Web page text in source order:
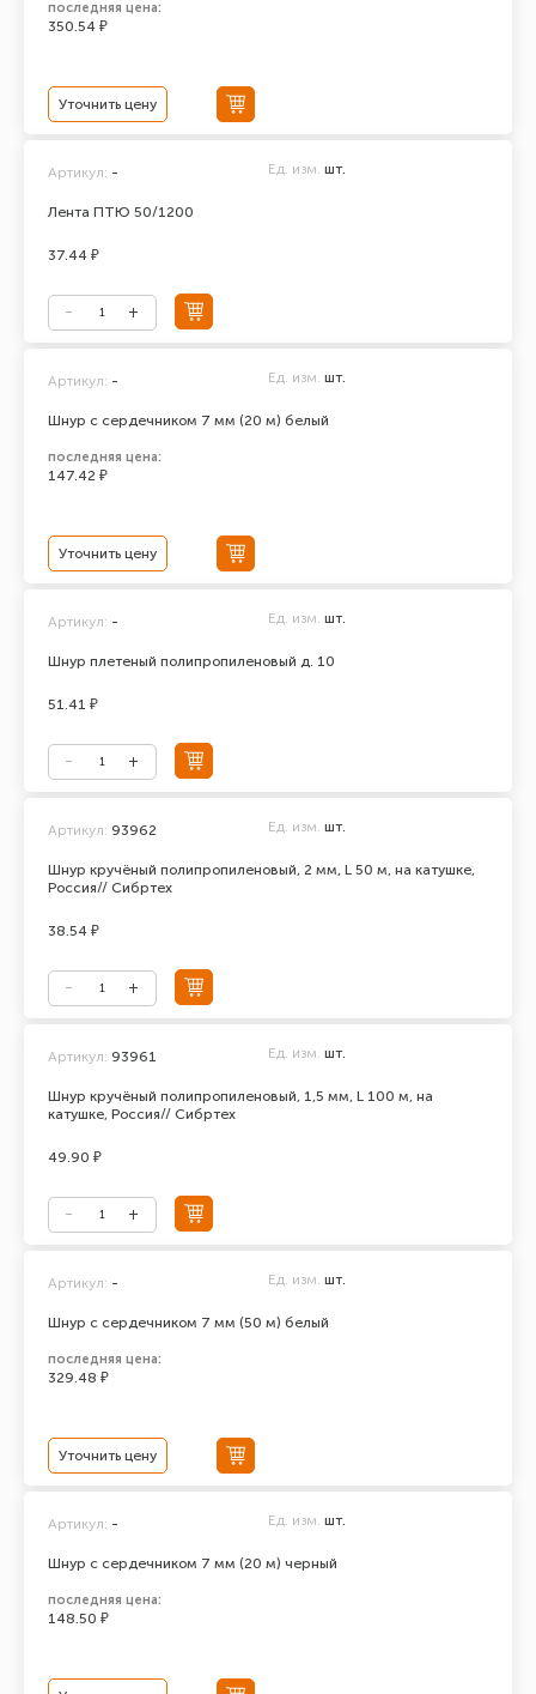
последняя цена:
350.54 ₽
Уточнить цену
Лента ПТЮ 50/1200
Артикул: - Ед. изм. шт.
37.44 ₽
Шнур с сердечником 7 мм (20 м) белый
Артикул: - Ед. изм. шт.
последняя цена:
147.42 ₽
Уточнить цену
Шнур плетеный полипропиленовый д. 10
Артикул: - Ед. изм. шт.
51.41 ₽
Шнур кручёный полипропиленовый, 2 мм, L 50 м, на катушке,
Россия// Сибртех
Артикул: 93962 Ед. изм. шт.
38.54 ₽
Шнур кручёный полипропиленовый, 1,5 мм, L 100 м, на
катушке, Россия// Сибртех
Артикул: 93961 Ед. изм. шт.
49.90 ₽
Шнур с сердечником 7 мм (50 м) белый
Артикул: - Ед. изм. шт.
последняя цена:
329.48 ₽
Уточнить цену
Шнур с сердечником 7 мм (20 м) черный
Артикул: - Ед. изм. шт.
последняя цена:
148.50 ₽